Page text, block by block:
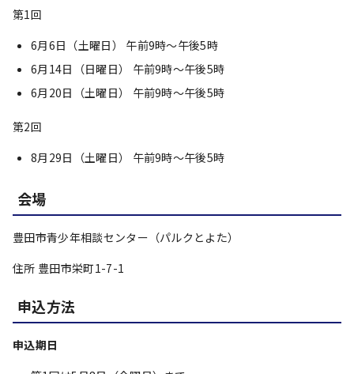
第1回
6月6日（土曜日） 午前9時～午後5時
6月14日（日曜日） 午前9時～午後5時
6月20日（土曜日） 午前9時～午後5時
第2回
8月29日（土曜日） 午前9時～午後5時
会場
豊田市青少年相談センター（パルクとよた）
住所 豊田市栄町1-7-1
申込方法
申込期日